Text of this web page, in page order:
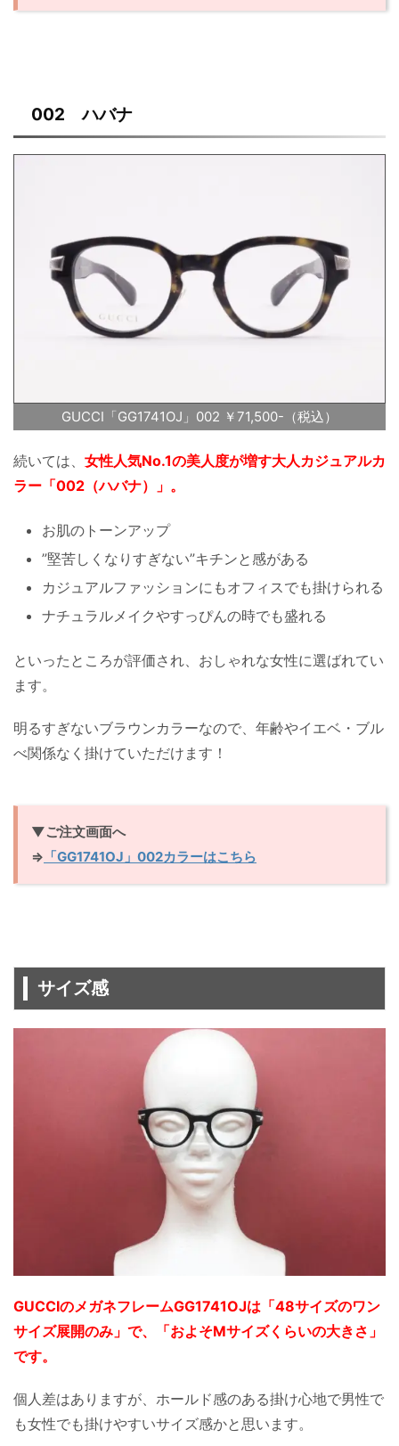
002 ハバナ
GUCCI「GG1741OJ」002 ￥71,500-（税込）
続いては、 女性人気No.1の美人度が増す大人カジュアルカ
ラー「002（ハバナ）」。
お肌のトーンアップ
”堅苦しくなりすぎない”キチンと感がある
カジュアルファッションにもオフィスでも掛けられる
ナチュラルメイクやすっぴんの時でも盛れる
といったところが評価され、おしゃれな女性に選ばれてい
ます。
明るすぎないブラウンカラーなので、年齢やイエベ・ブル
べ関係なく掛けていただけます！
▼ご注文画面へ
⇒ 「GG1741OJ」002カラーはこちら
サイズ感
GUCCIのメガネフレームGG1741OJは「48サイズのワン
サイズ展開のみ」で、「およそMサイズくらいの大きさ」
です。
個人差はありますが、ホールド感のある掛け心地で男性で
も女性でも掛けやすいサイズ感かと思います。